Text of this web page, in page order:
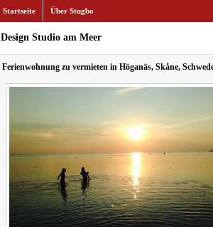
Startseite Über Stugbo
Design Studio am Meer
Ferienwohnung zu vermieten in Höganäs, Skåne,